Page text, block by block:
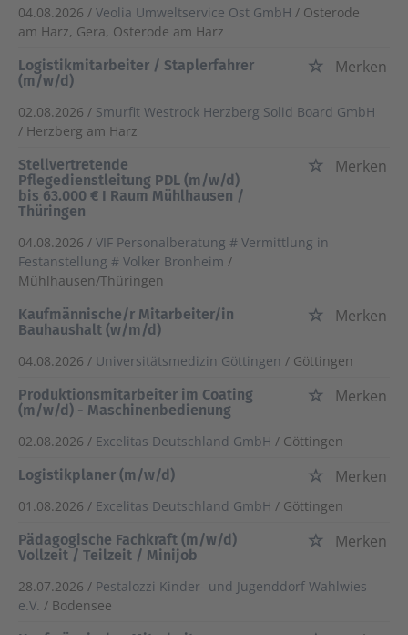
04.08.2026 / Veolia Umweltservice Ost GmbH / Osterode
am Harz, Gera, Osterode am Harz
Logistikmitarbeiter / Staplerfahrer
(m/w/d)
Merken
02.08.2026 / Smurfit Westrock Herzberg Solid Board GmbH
/ Herzberg am Harz
Stellvertretende
Pflegedienstleitung PDL (m/w/d)
bis 63.000 € I Raum Mühlhausen /
Thüringen
Merken
04.08.2026 / VIF Personalberatung # Vermittlung in
Festanstellung # Volker Bronheim /
Mühlhausen/Thüringen
Kaufmännische/r Mitarbeiter/in
Bauhaushalt (w/m/d)
Merken
04.08.2026 / Universitätsmedizin Göttingen / Göttingen
Produktionsmitarbeiter im Coating
(m/w/d) - Maschinenbedienung
Merken
02.08.2026 / Excelitas Deutschland GmbH / Göttingen
Logistikplaner (m/w/d)
Merken
01.08.2026 / Excelitas Deutschland GmbH / Göttingen
Pädagogische Fachkraft (m/w/d)
Vollzeit / Teilzeit / Minijob
Merken
28.07.2026 / Pestalozzi Kinder- und Jugenddorf Wahlwies
e.V. / Bodensee